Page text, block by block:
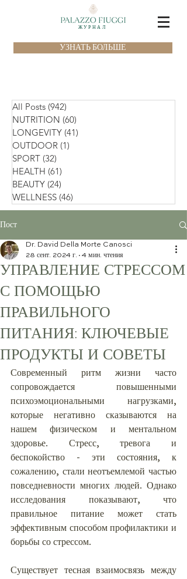
ЖУРНАЛ
УЗНАТЬ БОЛЬШЕ
All Posts (942)
NUTRITION (60)
LONGEVITY (41)
OUTDOOR (1)
SPORT (32)
HEALTH (61)
BEAUTY (24)
WELLNESS (46)
Пост
УПРАВЛЕНИЕ СТРЕССОМ
С ПОМОЩЬЮ
ПРАВИЛЬНОГО
ПИТАНИЯ: КЛЮЧЕВЫЕ
ПРОДУКТЫ И СОВЕТЫ
Dr. David Della Morte Canosci
28 сент. 2024 г.
4 мин. чтения
Современный ритм жизни часто
сопровождается повышенными
психоэмоциональными нагрузками,
которые негативно сказываются на
нашем физическом и ментальном
здоровье. Стресс, тревога и
беспокойство - эти состояния, к
сожалению, стали неотъемлемой частью
повседневности многих людей. Однако
исследования показывают, что
правильное питание может стать
эффективным способом профилактики и
борьбы со стрессом.
Существует тесная взаимосвязь между